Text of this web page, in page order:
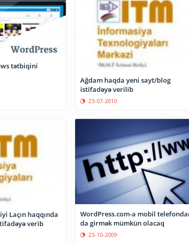
tətbiqini
Ağdam haqda yeni sayt/blog
istifadəyə verilib
23-07-2010
Laçın haqqında
verib
WordPress.com-a mobil
da girmək mümkün olacaq
23-10-2009